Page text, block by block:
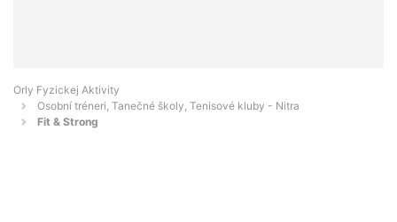
Orly Fyzickej Aktivity
Osobní tréneri, Tanečné školy, Tenisové kluby - Nitra
Fit & Strong